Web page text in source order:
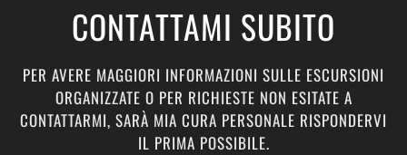
CONTATTAMI SUBITO
PER AVERE MAGGIORI INFORMAZIONI SULLE ESCURSIONI
ORGANIZZATE O PER RICHIESTE NON ESITATE A
CONTATTARMI, SARÀ MIA CURA PERSONALE RISPONDERVI
IL PRIMA POSSIBILE.